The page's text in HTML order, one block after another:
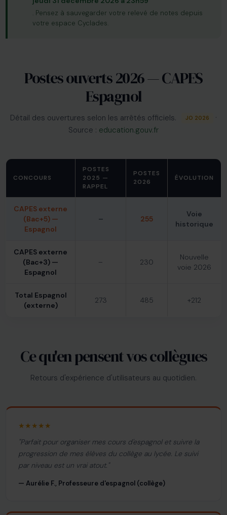
. Pensez à sauvegarder votre relevé de notes depuis
votre espace Cyclades.
Postes ouverts 2026 — CAPES
Espagnol
Détail des ouvertures selon les arrêtés officiels. JO 2026
·
Source : education.gouv.fr
CONCOURS
POSTES
2025 —
RAPPEL
POSTES
2026
ÉVOLUTION
CAPES externe
(Bac+5) —
Espagnol
– 255
Voie
historique
CAPES externe
(Bac+3) —
Espagnol
– 230
Nouvelle
voie 2026
Total Espagnol
(externe)
273 485 +212
Ce qu'en pensent vos collègues
Retours d'expérience d'utilisateurs au quotidien.
★★★★★
"Parfait pour organiser mes cours d'espagnol et suivre la
progression de mes élèves du collège au lycée. Le suivi
par niveau est un vrai atout."
— Aurélie F., Professeure d'espagnol (collège)